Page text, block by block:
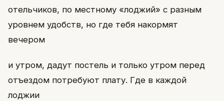
отельчиков, по местному «лоджий» с разным
уровнем удобств, но где тебя накормят
вечером
и утром, дадут постель и только утром перед
отъездом потребуют плату. Где в каждой
лоджии